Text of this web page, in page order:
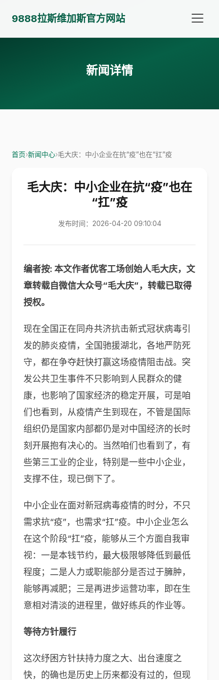
9888拉斯维加斯官方网站
新闻详情
首页›新闻中心›毛大庆：中小企业在抗“疫”也在“扛”疫
毛大庆：中小企业在抗“疫”也在
“扛”疫
发布时间：2026-04-20 09:10:04
编者按: 本文作者优客工场创始人毛大庆，文
章转载自微信大众号“毛大庆”，转载已取得
授权。
现在全国正在同舟共济抗击新式冠状病毒引
发的肺炎疫情，全国驰援湖北，各地严防死
守，都在争夺赶快打赢这场疫情阻击战。突
发公共卫生事件不只影响到人民群众的健
康，也影响了国家经济的稳定开展，可是咱
们也看到，从疫情产生到现在，不管是国际
组织仍是国家内部都仍是对中国经济的长时
刻开展抱有决心的。当然咱们也看到了，有
些第三工业的企业，特别是一些中小企业，
支撑不住，现已倒下了。
中小企业在面对新冠病毒疫情的时分，不只
需求抗“疫”，也需求“扛”疫。中小企业怎么
在这个阶段“扛”疫，能够从三个方面自我审
视：一是本钱节约，最大极限够降低到最低
程度；二是人力或职能部分是否过于臃肿，
能够再减肥；三是再进步运营功率，即在生
意相对清淡的进程里，做好练兵的作业等。
等待方针履行
这次纾困方针扶持力度之大、出台速度之
快，的确也是历史上历来都没有过的，但现